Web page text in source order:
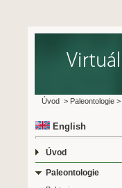
Úvod > Paleontologie >
English
Úvod
Paleontologie